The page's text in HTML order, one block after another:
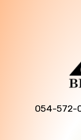
054-572-